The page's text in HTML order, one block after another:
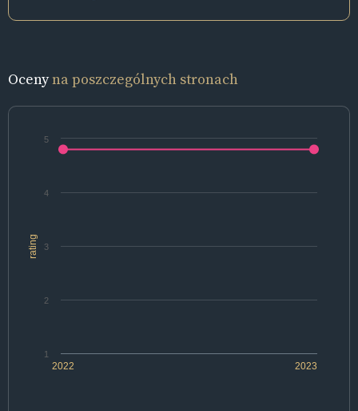
Ocenyna poszczególnych stronach
rating
2022 2023
1
2
3
4
5